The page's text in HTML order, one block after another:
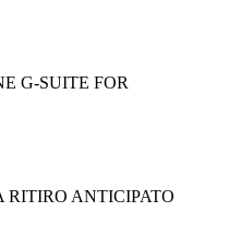
G-SUITE FOR
RITIRO ANTICIPATO